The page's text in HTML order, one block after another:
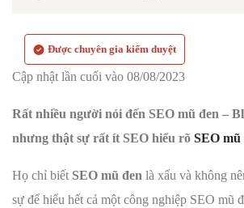
Được chuyên gia kiểm duyệt
Cập nhật lần cuối vào 08/08/2023
Rất nhiều người nói đến SEO mũ đen –
nhưng thật sự rất ít SEO hiểu rõ SEO mũ
Họ chỉ biết SEO mũ đen là xấu và không
sự để hiểu hết cả một công nghiệp SEO mũ